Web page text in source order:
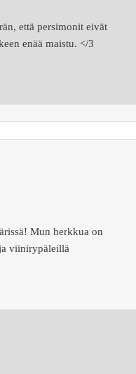
että persimonit eivät
enää maistu. </3
Mun herkkua on
viinirypäleillä